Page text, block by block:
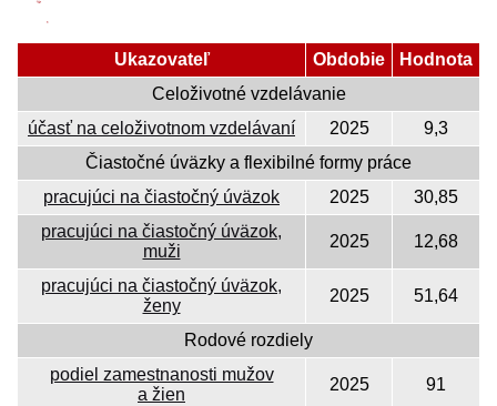
Ukazovateľ Obdobie
Hodnota
Celoživotné vzdelávanie
účasť na celoživotnom vzdelávaní
2025
9,3
Čiastočné úväzky a flexibilné formy práce
pracujúci na čiastočný úväzok
2025
30,85
pracujúci na čiastočný úväzok,
muži
2025 12,68
pracujúci na čiastočný úväzok,
ženy
2025 51,64
Rodové rozdiely
podiel zamestnanosti mužov
a žien
2025 91